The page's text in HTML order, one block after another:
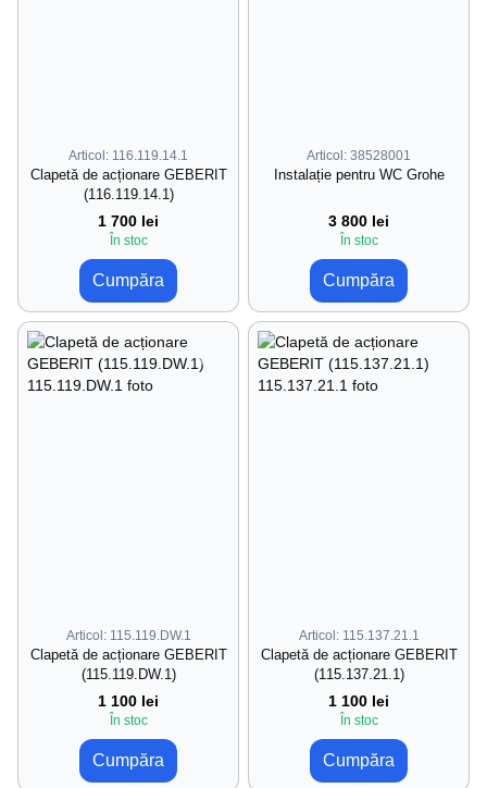
Articol: 116.119.14.1
Clapetă de acționare GEBERIT
(116.119.14.1)
1 700 lei
În stoc
Cumpăra
Articol: 38528001
Instalație pentru WC Grohe
3 800 lei
În stoc
Cumpăra
Articol: 115.119.DW.1
Clapetă de acționare GEBERIT
(115.119.DW.1)
1 100 lei
În stoc
Cumpăra
Articol: 115.137.21.1
Clapetă de acționare GEBERIT
(115.137.21.1)
1 100 lei
În stoc
Cumpăra